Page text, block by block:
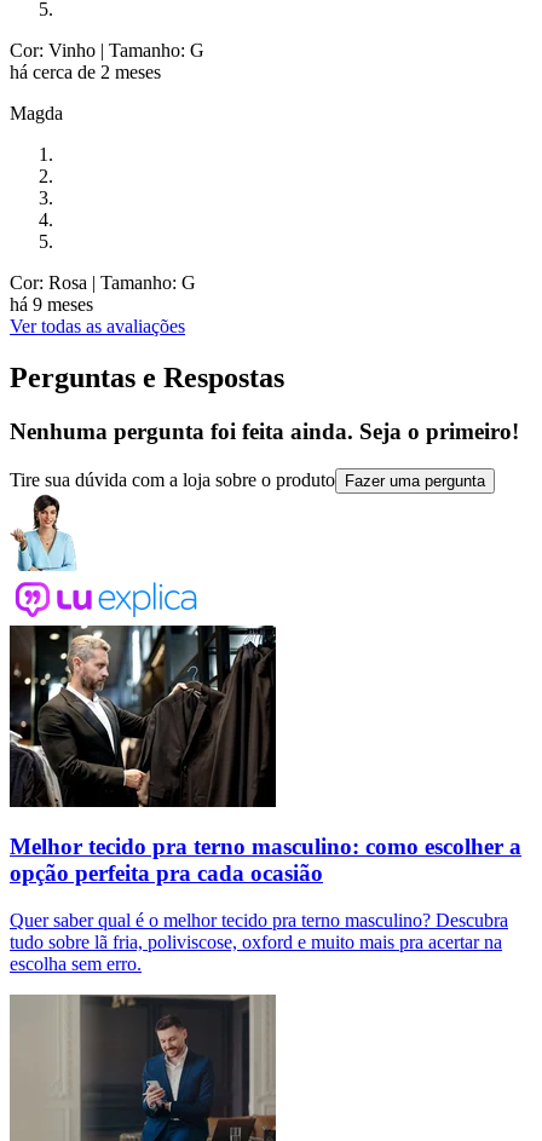
Cor: Vinho | Tamanho: G
há cerca de 2 meses
Magda
Cor: Rosa | Tamanho: G
há 9 meses
Ver todas as avaliações
Perguntas e Respostas
Nenhuma pergunta foi feita ainda. Seja o primeiro!
Tire sua dúvida com a loja sobre o produto Fazer uma pergunta
Melhor tecido pra terno masculino: como escolher a
opção perfeita pra cada ocasião
Quer saber qual é o melhor tecido pra terno masculino? Descubra
tudo sobre lã fria, poliviscose, oxford e muito mais pra acertar na
escolha sem erro.